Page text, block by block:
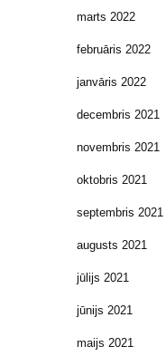
marts 2022
februāris 2022
janvāris 2022
decembris 2021
novembris 2021
oktobris 2021
septembris 2021
augusts 2021
jūlijs 2021
jūnijs 2021
maijs 2021